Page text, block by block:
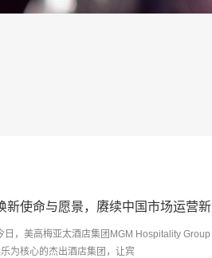
新使命与愿景，赓续中国市场运营
，美高梅亚太酒店集团MGM Hospitality Group
为核心的杰出酒店集团，让宾